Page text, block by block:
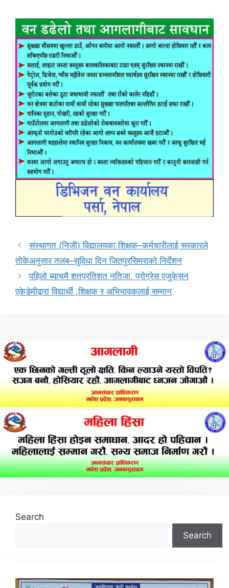
संस्थागत (निजी) विद्यालयका शिक्षक–कर्मचारीलाई सरकारले
तोकेअनुसार तलब–सुविधा दिन जितपुरसिमराको निर्देशन
पहिलो ब्याचमै शतप्रतिशत नतिजा, प्रोग्रेस एजुकेसन
एकेडेमीद्वारा विद्यार्थी ,शिक्षक र अभिभावकलाई सम्मान
Search
Search